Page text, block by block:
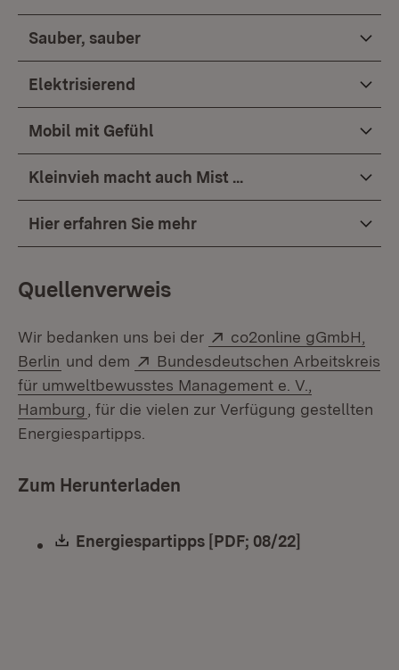
Sauber, sauber
Elektrisierend
Mobil mit Gefühl
Kleinvieh macht auch Mist ...
Hier erfahren Sie mehr
Quellenverweis
Wir bedanken uns bei der Extern:
co2online gGmbH,
Berlin (Öffnet in neuem Fenster)
und dem Extern:
Bundesdeutschen Arbeitskreis
für umweltbewusstes Management e. V.,
Hamburg (Öffnet in neuem Fenster)
, für die vielen zur Verfügung gestellten
Energiespartipps.
Zum Herunterladen
Download:
Energiespartipps [PDF; 08/22]